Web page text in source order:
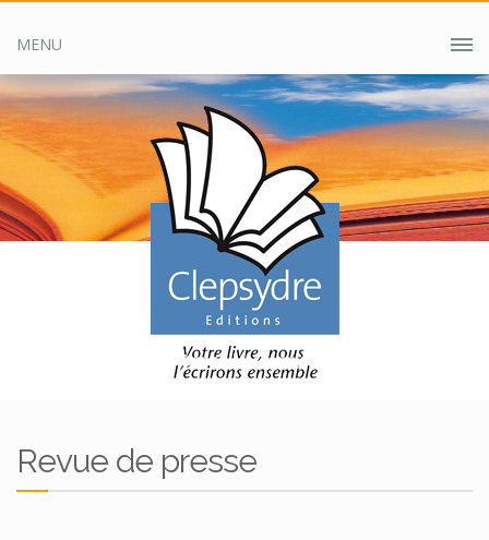
MENU
Accueil Clepsydre ?
Revue de presse